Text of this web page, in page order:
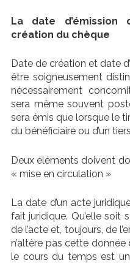
La date
création du chèque
Date de création et date
être soigneusement
nécessairement
sera même souvent
sera émis que lorsque le
du bénéficiaire ou d’un
Deux éléments doivent
« mise en circulation »
La date d’un acte
fait juridique. Qu’elle soit
de l’acte et, toujours, de
n’altère pas cette donnée
le cours du temps est un